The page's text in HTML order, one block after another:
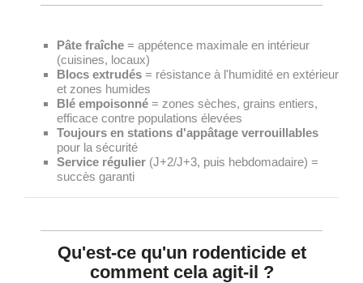
Pâte fraîche = appétence maximale en intérieur
(cuisines, locaux)
Blocs extrudés = résistance à l'humidité en extérieur
et zones humides
Blé empoisonné = zones sèches, grains entiers,
efficace contre populations élevées
Toujours en stations d'appâtage verrouillables
pour la sécurité
Service régulier (J+2/J+3, puis hebdomadaire) =
succès garanti
Qu'est-ce qu'un rodenticide et
comment cela agit-il ?